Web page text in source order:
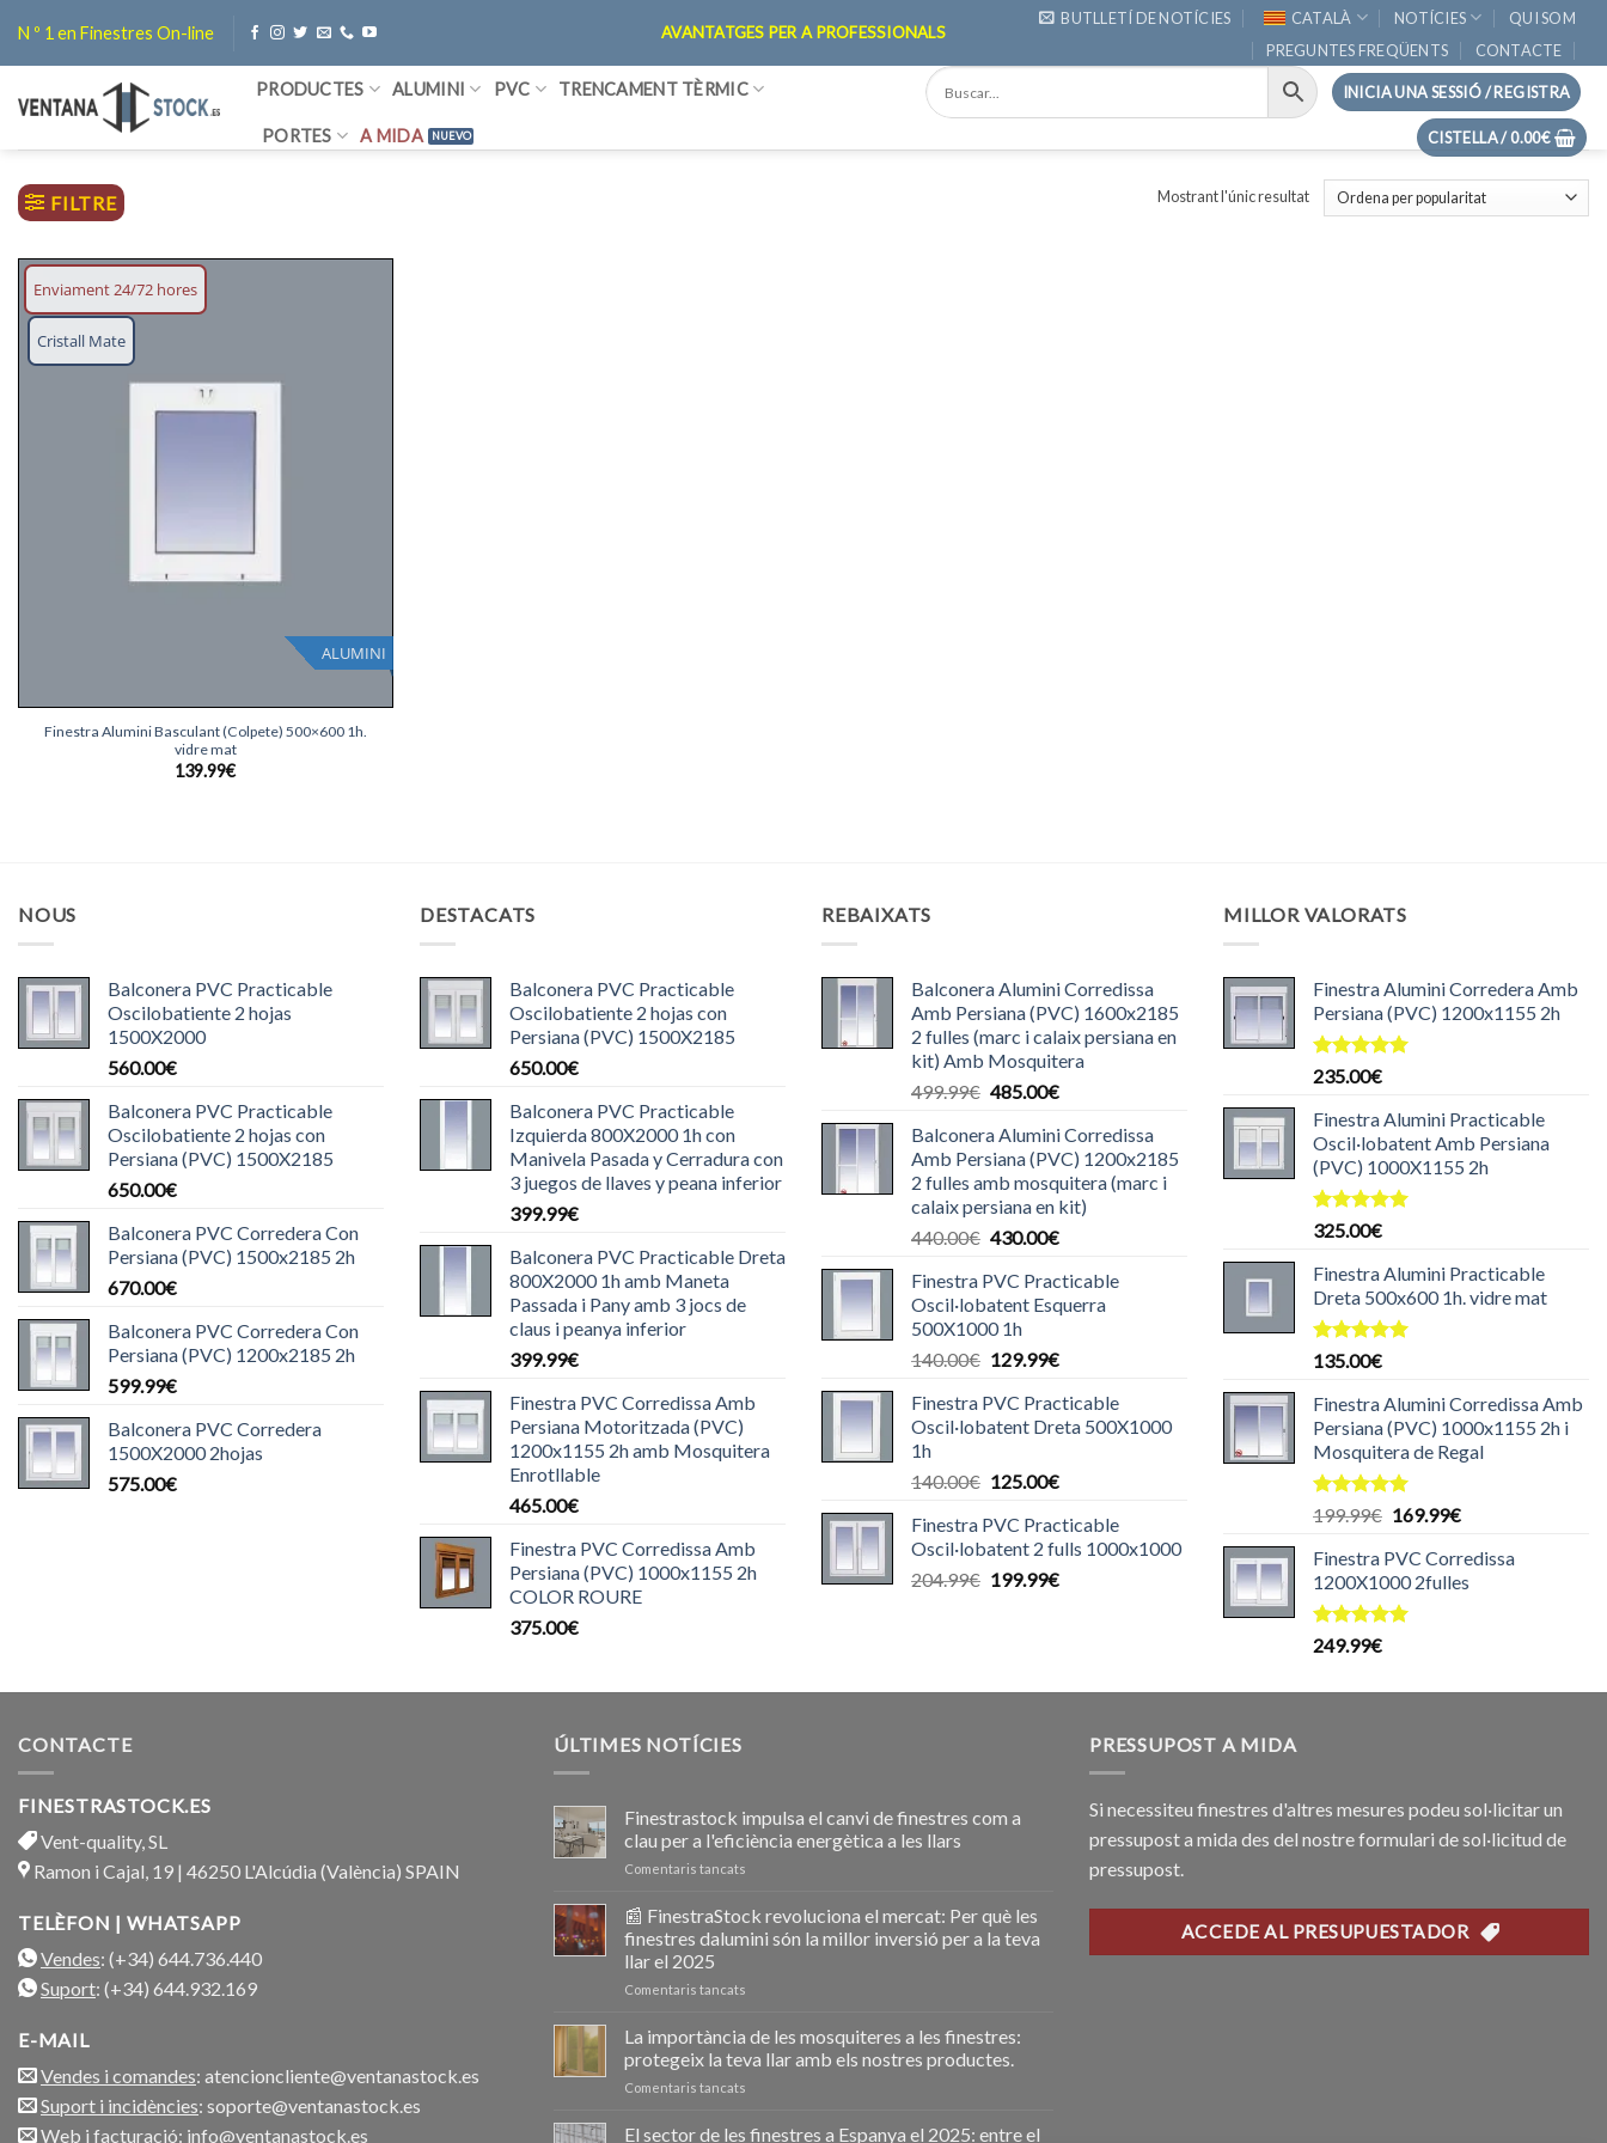
content
N º 1 en Finestres On-line AVANTATGES PER A PROFESSIONALS
BUTLLETÍ DE NOTÍCIES CATALÀ NOTÍCIES
QUI SOM
PREGUNTES FREQÜENTS
CONTACTE
PRODUCTES ALUMINI PVC TRENCAMENT TÈRMIC
PORTES A MIDA
INICIA UNA SESSIÓ / REGISTRA
CISTELLA /0.00€
FILTRE Mostrant l'únic resultat
Enviament 24/72 hores
ALUMINI
Cristall Mate
Finestra Alumini Basculant (Colpete) 500×600 1h.
vidre mat
139.99€
NOUS
Balconera PVC Practicable
Oscilobatiente 2 hojas
1500X2000
560.00€
Balconera PVC Practicable
Oscilobatiente 2 hojas con
Persiana (PVC) 1500X2185
650.00€
Balconera PVC Corredera Con
Persiana (PVC) 1500x2185 2h
670.00€
Balconera PVC Corredera Con
Persiana (PVC) 1200x2185 2h
599.99€
Balconera PVC Corredera
1500X2000 2hojas
575.00€
DESTACATS
Balconera PVC Practicable
Oscilobatiente 2 hojas con
Persiana (PVC) 1500X2185
650.00€
Balconera PVC Practicable
Izquierda 800X2000 1h con
Manivela Pasada y Cerradura con
3 juegos de llaves y peana inferior
399.99€
Balconera PVC Practicable Dreta
800X2000 1h amb Maneta
Passada i Pany amb 3 jocs de
claus i peanya inferior
399.99€
Finestra PVC Corredissa Amb
Persiana Motoritzada (PVC)
1200x1155 2h amb Mosquitera
Enrotllable
465.00€
Finestra PVC Corredissa Amb
Persiana (PVC) 1000x1155 2h
COLOR ROURE
375.00€
REBAIXATS
Balconera Alumini Corredissa
Amb Persiana (PVC) 1600x2185
2 fulles (marc i calaix persiana en
kit) Amb Mosquitera
499.99€ El
original
era:
499.99€.
485.00€El
actual
és:
485.00€.
Balconera Alumini Corredissa
Amb Persiana (PVC) 1200x2185
2 fulles amb mosquitera (marc i
calaix persiana en kit)
440.00€ El
original
era:
440.00€.
430.00€El
actual
és:
Finestra PVC Practicable
Oscil·lobatent Esquerra
500X1000 1h
140.00€ El
original
era:
129.99€El
actual
és:
Finestra PVC Practicable
Oscil·lobatent Dreta 500X1000
1h
140.00€ El
original
era:
140.00€.
125.00€El
actual
és:
125.00€.
Finestra PVC Practicable
Oscil·lobatent 2 fulls 1000x1000
204.99€ El
199.99€El
MILLOR VALORATS
Finestra Alumini Corredera Amb
Persiana (PVC) 1200x1155 2h
Puntuat
de 5
235.00€
Finestra Alumini Practicable
Oscil·lobatent Amb Persiana
(PVC) 1000X1155 2h
Puntuat
de 5
325.00€
Finestra Alumini Practicable
Dreta 500x600 1h. vidre mat
Puntuat
de 5
135.00€
Finestra Alumini Corredissa Amb
Persiana (PVC) 1000x1155 2h i
Mosquitera de Regal
Puntuat
de 5
199.99€ El
original
era:
199.99€.
169.99€El
actual
és:
Finestra PVC Corredissa
1200X1000 2fulles
Puntuat
249.99€
CONTACTE
FINESTRASTOCK.ES
Vent-quality, SL
Ramon i Cajal, 19 | 46250 L'Alcúdia (València) SPAIN
TELÈFON | WHATSAPP
Vendes: (+34) 644.736.440
Suport: (+34) 644.932.169
E-MAIL
Vendes i comandes: atencioncliente@ventanastock.es
Suport i incidències: soporte@ventanastock.es
Web i facturació: info@ventanastock.es
ÚLTIMES NOTÍCIES
Finestrastock impulsa el canvi de finestres com a
clau per a l'eficiència energètica a les llars
Comentaris tancats
impulsa
cambio
clave
para
la
en
📰 FinestraStock revoluciona el mercat: Per què les
finestres dalumini són la millor inversió per a la teva
llar el 2025
Comentaris tancats
VentanaStock
el
qué
La importància de les mosquiteres a les finestres:
protegeix la teva llar amb els nostres productes.
Comentaris tancats
importancia
El sector de les finestres a Espanya el 2025: entre el
PRESSUPOST A MIDA
Si necessiteu finestres d'altres mesures podeu sol·licitar un
pressupost a mida des del nostre formulari de sol·licitud de
pressupost.
ACCEDE AL PRESUPUESTADOR